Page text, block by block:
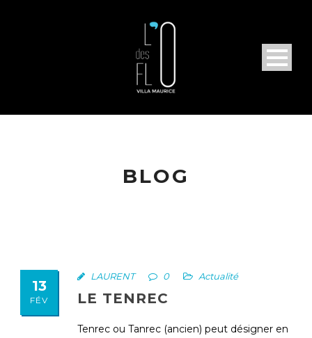
BLOG
13
FÉV
LAURENT 0 Actualité
LE TENREC
Tenrec ou Tanrec (ancien) peut désigner en